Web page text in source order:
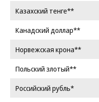
Казахский тенге**
Канадский доллар**
Норвежская крона**
Польский злотый**
Российский рубль*